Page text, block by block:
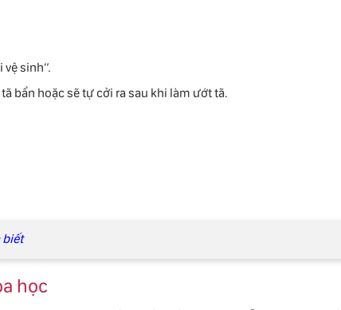
sinh”.
bẩn hoặc sẽ tự cởi ra sau khi làm ướt tã.
biết
học